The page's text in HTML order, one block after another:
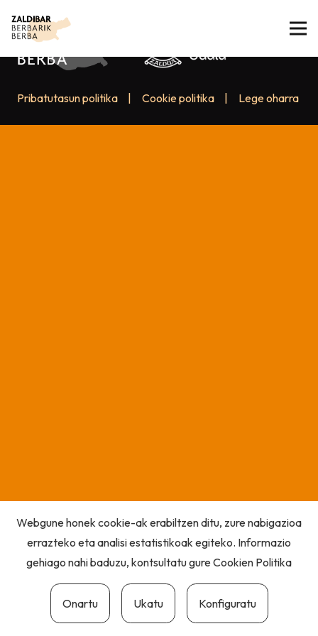
Pribatutasun politika Cookie politika Lege oharra
Webgune honek cookie-ak erabiltzen ditu, zure nabigazioa
errazteko eta analisi estatistikoak egiteko. Informazio
gehiago nahi baduzu, kontsultatu gureCookien Politika
Onartu Ukatu Konfiguratu